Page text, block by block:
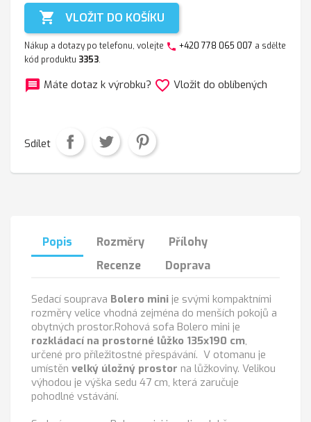
 VLOŽIT DO KOŠÍKU
Nákup a dotazy po telefonu, volejte phone +420 778 065 007 a sdělte
kód produktu 3353.
message Máte dotaz k výrobku? favorite_border Vložit do oblíbených
Sdílet
Popis Rozměry
Přílohy
Recenze
Doprava
Sedací souprava Bolero mini je svými kompaktními
rozměry velice vhodná zejména do menších pokojů a
obytných prostor.Rohová sofa Bolero mini je
rozkládací na prostorné lůžko 135x190 cm,
určené pro příležitostné přespávání. V otomanu je
umístěn velký úložný prostor na lůžkoviny. Velikou
výhodou je výška sedu 47 cm, která zaručuje
pohodlné vstávání.